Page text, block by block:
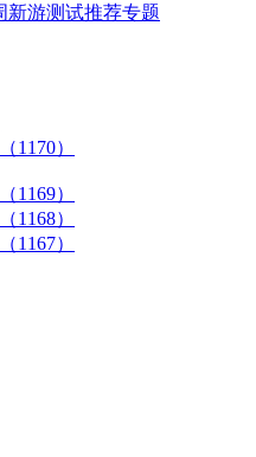
新游测试推荐专题
1170）
1169）
1168）
1167）